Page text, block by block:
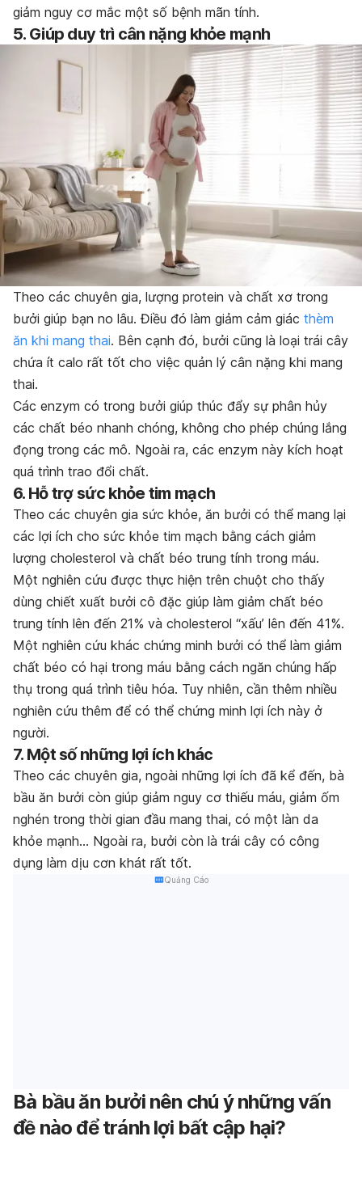
giảm nguy cơ mắc một số bệnh mãn tính.
5. Giúp duy trì cân nặng khỏe mạnh
Theo các chuyên gia, lượng protein và chất xơ trong
bưởi giúp bạn no lâu. Điều đó làm giảm cảm giác thèm
ăn khi mang thai. Bên cạnh đó, bưởi cũng là loại trái cây
chứa ít calo rất tốt cho việc quản lý cân nặng khi mang
thai.
Các enzym có trong bưởi giúp thúc đẩy sự phân hủy
các chất béo nhanh chóng, không cho phép chúng lắng
đọng trong các mô. Ngoài ra, các enzym này kích hoạt
quá trình trao đổi chất.
6. Hỗ trợ sức khỏe tim mạch
Theo các chuyên gia sức khỏe, ăn bưởi có thể mang lại
các lợi ích cho sức khỏe tim mạch bằng cách giảm
lượng cholesterol và chất béo trung tính trong máu.
Một nghiên cứu được thực hiện trên chuột cho thấy
dùng chiết xuất bưởi cô đặc giúp làm giảm chất béo
trung tính lên đến 21% và cholesterol “xấu’ lên đến 41%.
Một nghiên cứu khác chứng minh bưởi có thể làm giảm
chất béo có hại trong máu bằng cách ngăn chúng hấp
thụ trong quá trình tiêu hóa. Tuy nhiên, cần thêm nhiều
nghiên cứu thêm để có thể chứng minh lợi ích này ở
người.
7. Một số những lợi ích khác
Theo các chuyên gia, ngoài những lợi ích đã kể đến, bà
bầu ăn bưởi còn giúp giảm nguy cơ thiếu máu, giảm ốm
nghén trong thời gian đầu mang thai, có một làn da
khỏe mạnh… Ngoài ra, bưởi còn là trái cây có công
dụng làm dịu cơn khát rất tốt.
Quảng Cáo
Bà bầu ăn bưởi nên chú ý những vấn
đề nào để tránh lợi bất cập hại?